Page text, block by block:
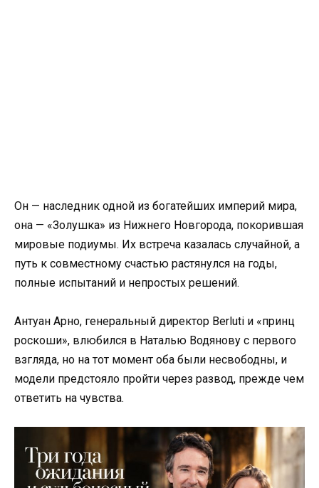
Он — наследник одной из богатейших империй мира,
она — «Золушка» из Нижнего Новгорода, покорившая
мировые подиумы. Их встреча казалась случайной, а
путь к совместному счастью растянулся на годы,
полные испытаний и непростых решений.
Антуан Арно, генеральный директор Berluti и «принц
роскоши», влюбился в Наталью Водянову с первого
взгляда, но на тот момент оба были несвободны, и
модели предстояло пройти через развод, прежде чем
ответить на чувства.